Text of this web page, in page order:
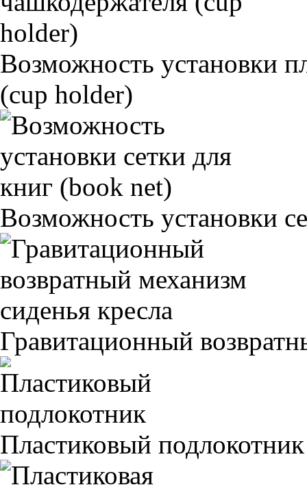
Возможность установки
(cup holder)
Возможность установки
Гравитационный
Пластиковый подлокотник